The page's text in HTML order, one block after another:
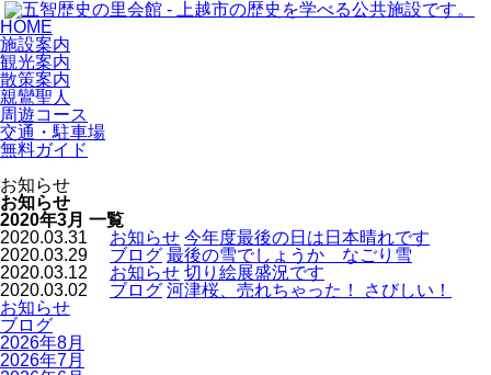
HOME
施設案内
観光案内
散策案内
親鸞聖人
周遊コース
交通・駐車場
無料ガイド
お知らせ
お知らせ
2020年3月 一覧
2020.03.31
お知らせ 今年度最後の日は日本晴れです
2020.03.29
ブログ 最後の雪でしょうか なごり雪
2020.03.12
お知らせ 切り絵展盛況です
2020.03.02
ブログ 河津桜、売れちゃった！ さびしい！
お知らせ
ブログ
2026年8月
2026年7月